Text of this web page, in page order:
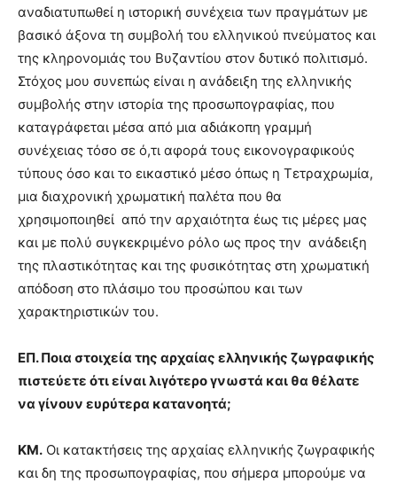
αναδιατυπωθεί η ιστορική συνέχεια των πραγμάτων με
βασικό άξονα τη συμβολή του ελληνικού πνεύματος και
της κληρονομιάς του Βυζαντίου στον δυτικό πολιτισμό.
Στόχος μου συνεπώς είναι η ανάδειξη της ελληνικής
συμβολής στην ιστορία της προσωπογραφίας, που
καταγράφεται μέσα από μια αδιάκοπη γραμμή
συνέχειας τόσο σε ό,τι αφορά τους εικονογραφικούς
τύπους όσο και το εικαστικό μέσο όπως η Τετραχρωμία,
μια διαχρονική χρωματική παλέτα που θα
χρησιμοποιηθεί από την αρχαιότητα έως τις μέρες μας
και με πολύ συγκεκριμένο ρόλο ως προς την ανάδειξη
της πλαστικότητας και της φυσικότητας στη χρωματική
απόδοση στο πλάσιμο του προσώπου και των
χαρακτηριστικών του.
ΕΠ. Ποια στοιχεία της αρχαίας ελληνικής ζωγραφικής
πιστεύετε ότι είναι λιγότερο γνωστά και θα θέλατε
να γίνουν ευρύτερα κατανοητά;
ΚΜ. Οι κατακτήσεις της αρχαίας ελληνικής ζωγραφικής
και δη της προσωπογραφίας, που σήμερα μπορούμε να